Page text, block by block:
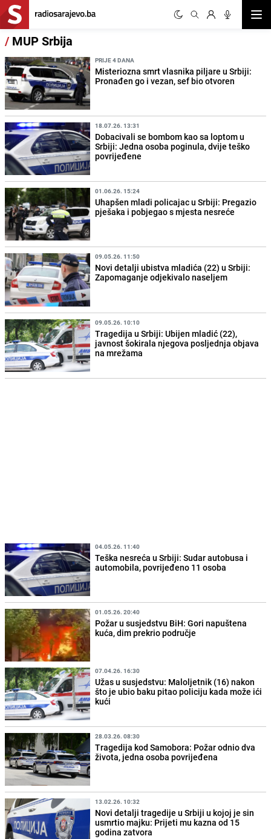
/ MUP Srbija
PRIJE 4 DANA
Misteriozna smrt vlasnika piljare u Srbiji:
Pronađen go i vezan, sef bio otvoren
18.07.26. 13:31
Dobacivali se bombom kao sa loptom u
Srbiji: Jedna osoba poginula, dvije teško
povrijeđene
01.06.26. 15:24
Uhapšen mladi policajac u Srbiji: Pregazio
pješaka i pobjegao s mjesta nesreće
09.05.26. 11:50
Novi detalji ubistva mladića (22) u Srbiji:
Zapomaganje odjekivalo naseljem
09.05.26. 10:10
Tragedija u Srbiji: Ubijen mladić (22),
javnost šokirala njegova posljednja objava
na mrežama
04.05.26. 11:40
Teška nesreća u Srbiji: Sudar autobusa i
automobila, povrijeđeno 11 osoba
01.05.26. 20:40
Požar u susjedstvu BiH: Gori napuštena
kuća, dim prekrio područje
07.04.26. 16:30
Užas u susjedstvu: Maloljetnik (16) nakon
što je ubio baku pitao policiju kada može ići
kući
28.03.26. 08:30
Tragedija kod Samobora: Požar odnio dva
života, jedna osoba povrijeđena
13.02.26. 10:32
Novi detalji tragedije u Srbiji u kojoj je sin
usmrtio majku: Prijeti mu kazna od 15
godina zatvora